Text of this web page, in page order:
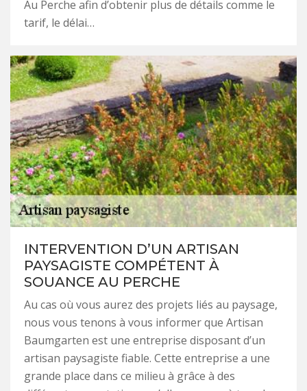
Au Perche afin d’obtenir plus de détails comme le
tarif, le délai…
INTERVENTION D’UN ARTISAN
PAYSAGISTE COMPÉTENT À
SOUANCE AU PERCHE
Au cas où vous aurez des projets liés au paysage,
nous vous tenons à vous informer que Artisan
Baumgarten est une entreprise disposant d’un
artisan paysagiste fiable. Cette entreprise a une
grande place dans ce milieu à grâce à des